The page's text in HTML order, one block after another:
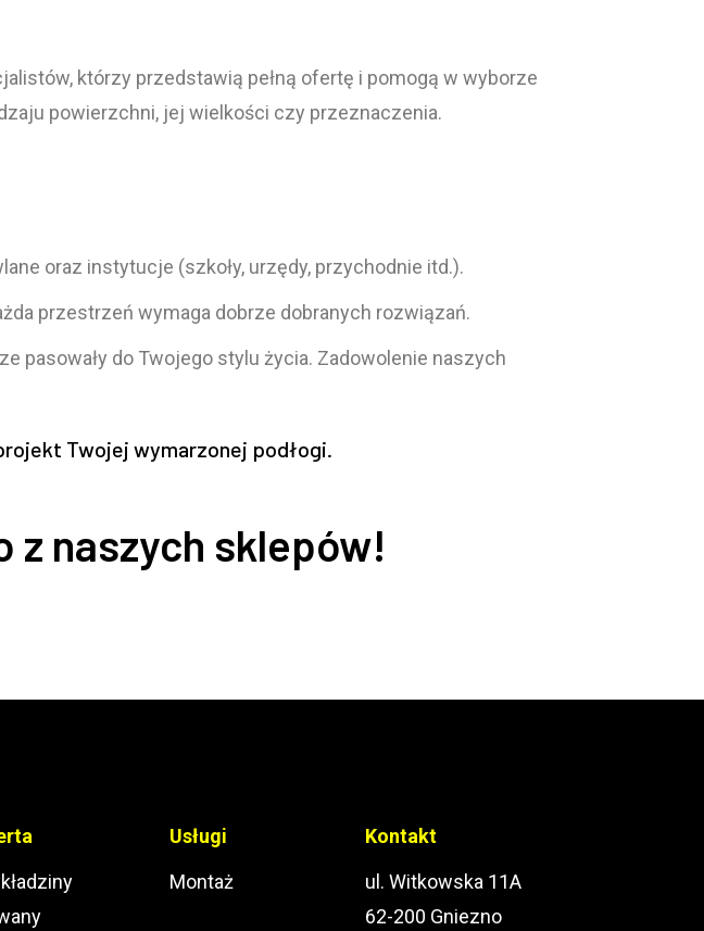
którzy przedstawią pełną ofertę i pomogą w wyborze
powierzchni, jej wielkości czy przeznaczenia.
oraz instytucje (szkoły, urzędy, przychodnie itd.).
przestrzeń wymaga dobrze dobranych rozwiązań.
pasowały do Twojego stylu życia. Zadowolenie naszych
Twojej wymarzonej podłogi.
z naszych sklepów!
Usługi
Montaż
Kontakt
ul. Witkowska 11A
62-200 Gniezno